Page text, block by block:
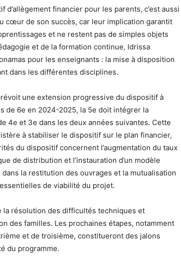
d’allègement financier pour les parents, c’est aussi
cœur de son succès, car leur implication garantit
et ne restent pas de simples objets
et de la formation continue, Idrissa
pour les enseignants : la mise à disposition
dans les différentes disciplines.
une extension progressive du dispositif à
de 6e en 2024-2025, la 5e doit intégrer la
4e et 3e dans les deux années suivantes. Cette
à stabiliser le dispositif sur le plan financier,
du dispositif concernent l’augmentation du taux
de distribution et l’instauration d’un modèle
la restitution des ouvrages et la mutualisation
de viabilité du projet.
la résolution des difficultés techniques et
des familles. Les prochaines étapes, notamment
et de troisième, constitueront des jalons
du programme.